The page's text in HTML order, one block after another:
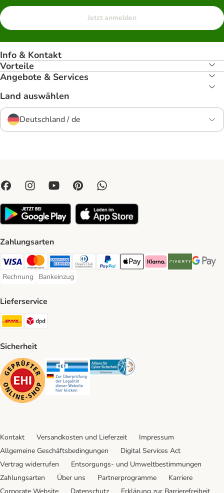
Jetzt anmelden
Info & Kontakt
Vorteile
Angebote & Services
Land auswählen
Deutschland / de
Zahlungsarten
Visa Payment Method
Mastercard Payment Method
American Express Payment Method
Diners Club Payment Method
PayPal Payment Method
Apple Pay Payment Method
Klarna Payment Method
Riverty Payment
Google
Rechnung
Rechnung Payment Method
Bankeinzug
Bankeinzug Payment Method
Lieferservice
DHL Shipping Method
Sicherheit
Security Security Security
Kontakt Versandkosten und Lieferzeit
Impressum
Allgemeine Geschäftsbedingungen
Digital Services Act
Vertrag widerrufen
Entsorgungs- und Umweltbestimmungen
Zahlungsarten
Über uns Partnerprogramme
Karriere